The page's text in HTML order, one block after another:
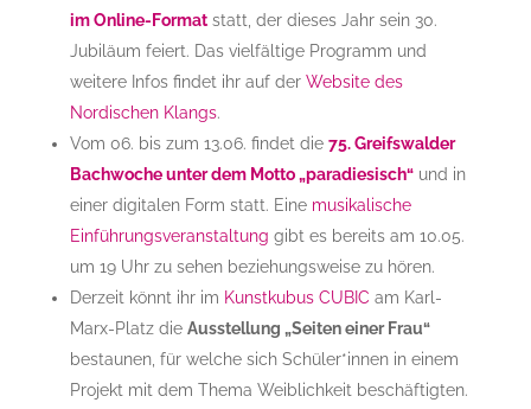
im Online-Formatstatt, der dieses Jahr sein 30.
Jubiläum feiert. Das vielfältige Programm und
weitere Infos findet ihr auf der Website des
Nordischen Klangs.
Vom 06. bis zum 13.06. findet die 75. Greifswalder
Bachwoche unter dem Motto „paradiesisch“und in
einer digitalen Form statt. Eine musikalische
Einführungsveranstaltung gibt es bereits am 10.05.
um 19 Uhr zu sehen beziehungsweise zu hören.
Derzeit könnt ihr im Kunstkubus CUBIC am Karl-
Marx-Platz die Ausstellung „Seiten einer Frau“
bestaunen, für welche sich Schüler*innen in einem
Projekt mit dem Thema Weiblichkeit beschäftigten.